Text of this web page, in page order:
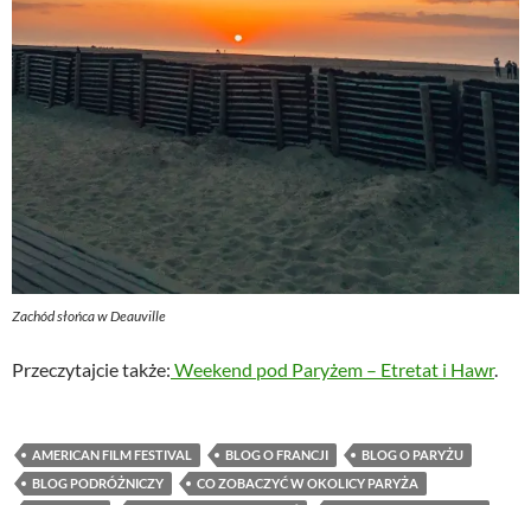
Zachód słońca w Deauville
Przeczytajcie także: Weekend pod Paryżem – Etretat i Hawr.
AMERICAN FILM FESTIVAL BLOG O FRANCJI
BLOG O PARYŻU
BLOG PODRÓŻNICZY
CO ZOBACZYĆ W OKOLICY PARYŻA